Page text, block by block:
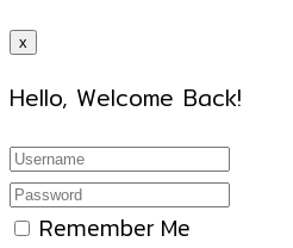
x
Hello, Welcome Back!
Remember Me